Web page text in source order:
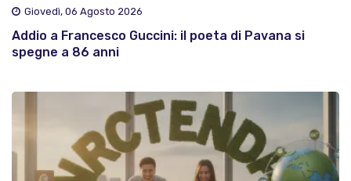
Giovedì, 06 Agosto 2026
Addio a Francesco Guccini: il poeta di Pavana si
spegne a 86 anni